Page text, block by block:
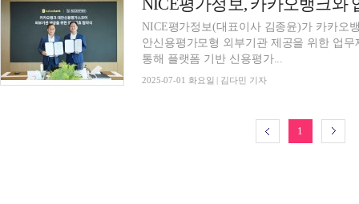
NICE평가정보(대표이사 김종윤)가 카카오
안신용평가모형 외부기관 제공을 위한 업
통해 플랫폼 기반 신용평가...
2025-07-01 화요일 | 김다민 기자
1